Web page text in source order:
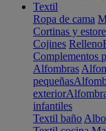
Textil
Ropa de cama
Cortinas y
Cojines Relleno
Complementos
Alfombras
pequeñas
exterior
infantiles
Textil baño